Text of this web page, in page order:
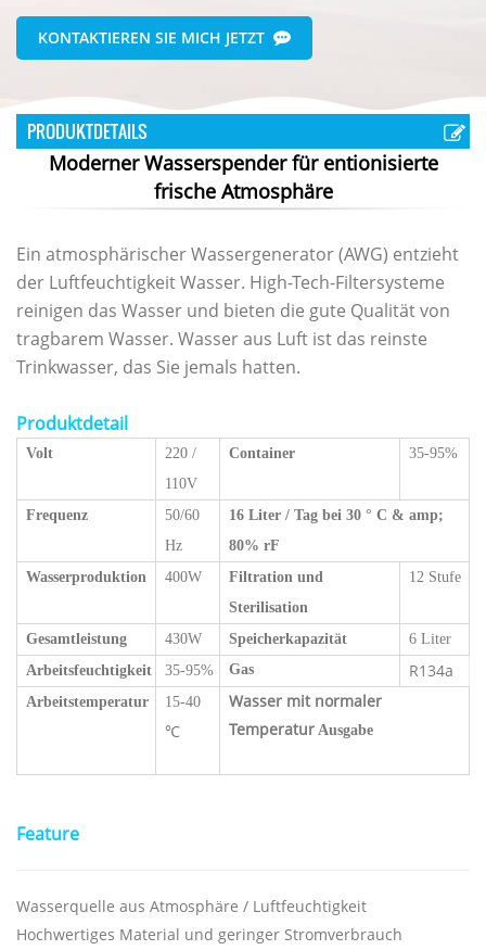
KONTAKTIEREN SIE MICH JETZT
PRODUKTDETAILS
Moderner Wasserspender für entionisierte
frische Atmosphäre
Ein atmosphärischer Wassergenerator (AWG) entzieht
der Luftfeuchtigkeit Wasser. High-Tech-Filtersysteme
reinigen das Wasser und bieten die gute Qualität von
tragbarem Wasser. Wasser aus Luft ist das reinste
Trinkwasser, das Sie jemals hatten.
Produktdetail
Volt
220 /
110V
Container 35-95%
Frequenz
50/60
Hz
16 Liter / Tag bei 30 ° C & amp;
80% rF
Wasserproduktion
400W
Filtration und
Sterilisation
12 Stufe
Gesamtleistung 430W Speicherkapazität
6 Liter
Arbeitsfeuchtigkeit
35-95% Gas R134a
Arbeitstemperatur
15-40
℃
Wasser mit normaler
Temperatur Ausgabe
Feature
Wasserquelle aus Atmosphäre / Luftfeuchtigkeit
Hochwertiges Material und geringer Stromverbrauch